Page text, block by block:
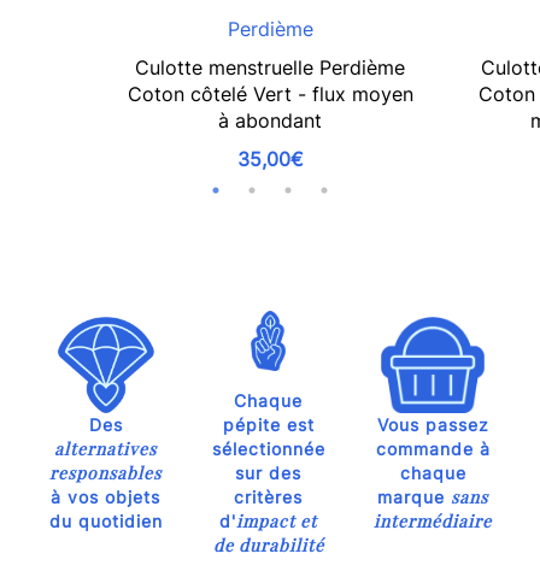
Perdième
Culotte menstruelle Perdième
Coton côtelé Vert - flux moyen
à abondant
35,00€
Des
alternatives
responsables
à vos objets
du quotidien
Chaque
pépite est
sélectionnée
sur des
critères
d'impact et
de durabilité
Vous passez
commande à
chaque
marque sans
intermédiaire